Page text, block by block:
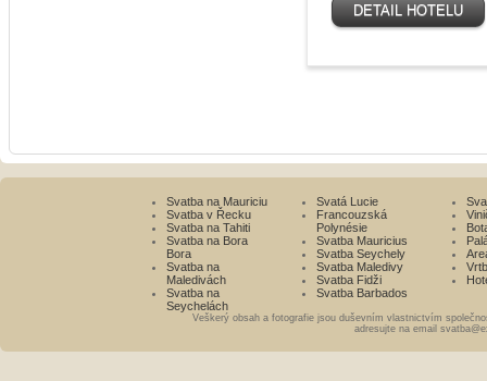
DETAIL HOTELU
Svatba na Mauriciu
Svatba v Řecku
Svatba na Tahiti
Svatba na Bora
Bora
Svatba na
Maledivách
Svatba na
Seychelách
Svatá Lucie
Francouzská
Polynésie
Svatba Mauricius
Svatba Seychely
Svatba Maledivy
Svatba Fidži
Svatba Barbados
Veškerý obsah a fotografie jsou duševním vlastnictvím
adresujte na email